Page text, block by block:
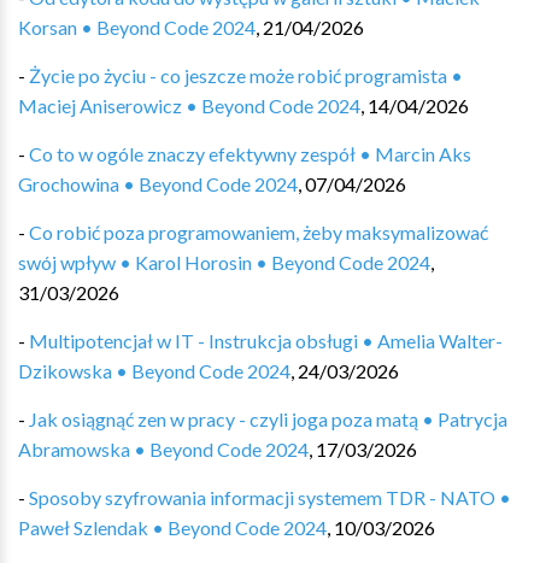
Korsan • Beyond Code 2024, 21/04/2026
- Życie po życiu - co jeszcze może robić programista •
Maciej Aniserowicz • Beyond Code 2024, 14/04/2026
- Co to w ogóle znaczy efektywny zespół • Marcin Aks
Grochowina • Beyond Code 2024,07/04/2026
- Co robić poza programowaniem, żeby maksymalizować
swój wpływ • Karol Horosin • Beyond Code 2024,
31/03/2026
- Multipotencjał w IT - Instrukcja obsługi • Amelia Walter-
Dzikowska • Beyond Code 2024, 24/03/2026
- Jak osiągnąć zen w pracy - czyli joga poza matą • Patrycja
Abramowska • Beyond Code 2024, 17/03/2026
- Sposoby szyfrowania informacji systemem TDR - NATO •
Paweł Szlendak • Beyond Code 2024, 10/03/2026